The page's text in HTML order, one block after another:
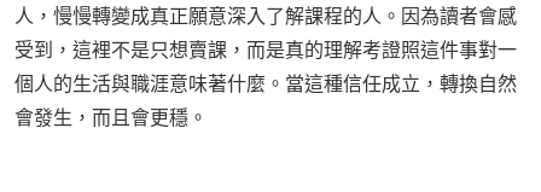
人，慢慢轉變成真正願意深入了解課程的人。因為讀者會感
受到，這裡不是只想賣課，而是真的理解考證照這件事對一
個人的生活與職涯意味著什麼。當這種信任成立，轉換自然
會發生，而且會更穩。